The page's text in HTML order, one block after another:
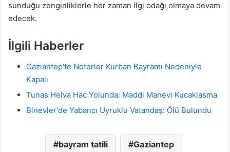
sunduğu zenginliklerle her zaman ilgi odağı olmaya devam
edecek.
İlgili Haberler
Gaziantep'te Noterler Kurban Bayramı Nedeniyle
Kapalı
Tunas Helva Hac Yolunda: Maddi Manevi Kucaklasma
Binevler'de Yabancı Uyruklu Vatandaş: Ölü Bulundu
bayram tatili Gaziantep